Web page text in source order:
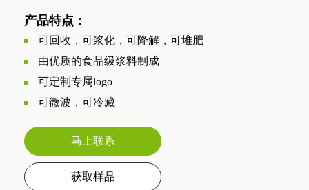
产品特点：
可回收，可浆化，可降解，可堆肥
由优质的食品级浆料制成
可定制专属logo
可微波，可冷藏
马上联系
获取样品